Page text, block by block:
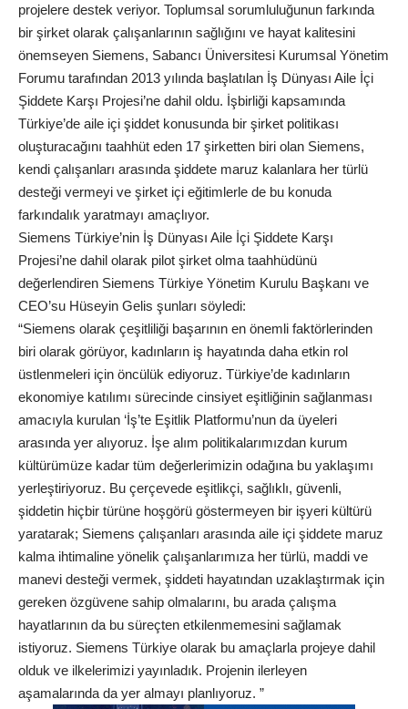
projelere destek veriyor. Toplumsal sorumluluğunun farkında
bir şirket olarak çalışanlarının sağlığını ve hayat kalitesini
önemseyen Siemens, Sabancı Üniversitesi Kurumsal Yönetim
Forumu tarafından 2013 yılında başlatılan İş Dünyası Aile İçi
Şiddete Karşı Projesi’ne dahil oldu. İşbirliği kapsamında
Türkiye’de aile içi şiddet konusunda bir şirket politikası
oluşturacağını taahhüt eden 17 şirketten biri olan Siemens,
kendi çalışanları arasında şiddete maruz kalanlara her türlü
desteği vermeyi ve şirket içi eğitimlerle de bu konuda
farkındalık yaratmayı amaçlıyor.
Siemens Türkiye’nin İş Dünyası Aile İçi Şiddete Karşı
Projesi’ne dahil olarak pilot şirket olma taahhüdünü
değerlendiren Siemens Türkiye Yönetim Kurulu Başkanı ve
CEO’su Hüseyin Gelis şunları söyledi:
“Siemens olarak çeşitliliği başarının en önemli faktörlerinden
biri olarak görüyor, kadınların iş hayatında daha etkin rol
üstlenmeleri için öncülük ediyoruz. Türkiye’de kadınların
ekonomiye katılımı sürecinde cinsiyet eşitliğinin sağlanması
amacıyla kurulan ‘İş’te Eşitlik Platformu’nun da üyeleri
arasında yer alıyoruz. İşe alım politikalarımızdan kurum
kültürümüze kadar tüm değerlerimizin odağına bu yaklaşımı
yerleştiriyoruz. Bu çerçevede eşitlikçi, sağlıklı, güvenli,
şiddetin hiçbir türüne hoşgörü göstermeyen bir işyeri kültürü
yaratarak; Siemens çalışanları arasında aile içi şiddete maruz
kalma ihtimaline yönelik çalışanlarımıza her türlü, maddi ve
manevi desteği vermek, şiddeti hayatından uzaklaştırmak için
gereken özgüvene sahip olmalarını, bu arada çalışma
hayatlarının da bu süreçten etkilenmemesini sağlamak
istiyoruz. Siemens Türkiye olarak bu amaçlarla projeye dahil
olduk ve ilkelerimizi yayınladık. Projenin ilerleyen
aşamalarında da yer almayı planlıyoruz. ”